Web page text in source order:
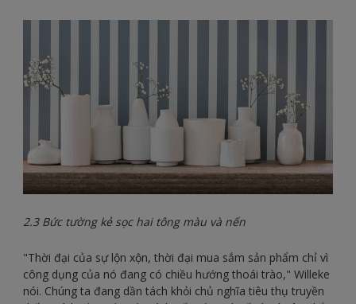
2.3 Bức tường kẻ sọc hai tông màu và nến
"Thời đại của sự lộn xộn, thời đại mua sắm sản phẩm chỉ vì
công dụng của nó đang có chiều hướng thoái trào," Willeke
nói. Chúng ta đang dần tách khỏi chủ nghĩa tiêu thụ truyền